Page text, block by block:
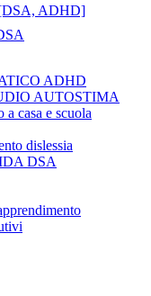
ADHD]
ADHD
AUTOSTIMA
casa e scuola
dislessia
DSA